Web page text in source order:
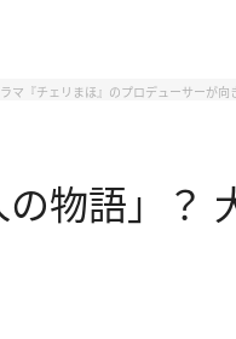
マ『チェリまほ』のプロデューサーが向
の物語」